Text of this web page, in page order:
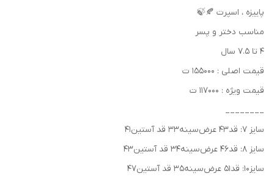
پاییزه ، اسپرت 🍂🍃
مناسب دختر‌ و‌ پسر
۴ تا ۷.۵ سال
قیمت اصلی : ۱۵۵۰۰۰ ت
قیمت ویژه : ۱۱۷۰۰۰ ت
________
سایز ۷: قد۴۳ عرض‌سینه۳۳ قد آستین۴۱
سایز ۸: قد۴۶ عرض‌سینه۳۴ قد آستین۴۳
سایز۱۰: قد۵۱ عرض‌سینه۳۵ قد آستین۴۷